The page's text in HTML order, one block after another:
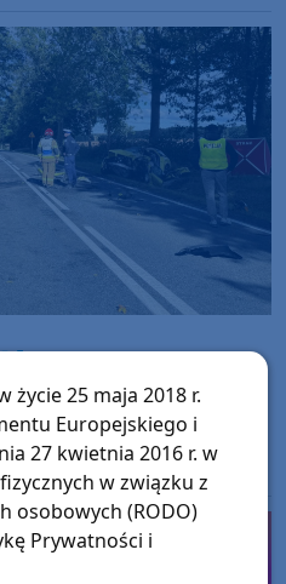
5
w powiecie
zderzeniu osobówek
życie 25 maja 2018 r.
Europejskiego i
27 kwietnia 2016 r. w
w związku z
osobowych (RODO)
Prywatności i